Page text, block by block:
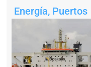
Energía, Puertos